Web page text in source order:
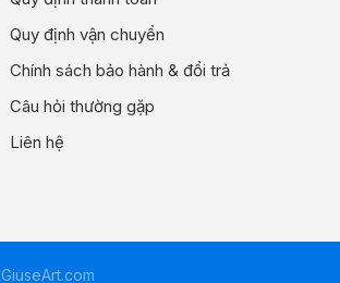
Quy định vận chuyển
Chính sách bảo hành & đổi trả
Câu hỏi thường gặp
Liên hệ
GiuseArt.com